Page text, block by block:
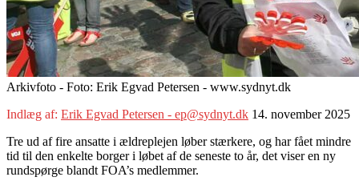
Arkivfoto - Foto: Erik Egvad Petersen - www.sydnyt.dk
Indlæg af: Erik Egvad Petersen - ep@sydnyt.dk 14. november 2025
Tre ud af fire ansatte i ældreplejen løber stærkere, og har fået mindre
tid til den enkelte borger i løbet af de seneste to år, det viser en ny
rundspørge blandt FOA’s medlemmer.